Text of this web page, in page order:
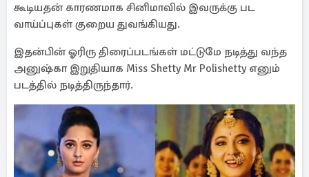
கூடியதன் காரணமாக சினிமாவில் இவருக்கு பட
வாய்ப்புகள் குறைய துவங்கியது.
இதன்பின் ஓரிரு திரைப்படங்கள் மட்டுமே நடித்து வந்த
அனுஷ்கா இறுதியாக Miss Shetty Mr Polishetty எனும்
படத்தில் நடித்திருந்தார்.